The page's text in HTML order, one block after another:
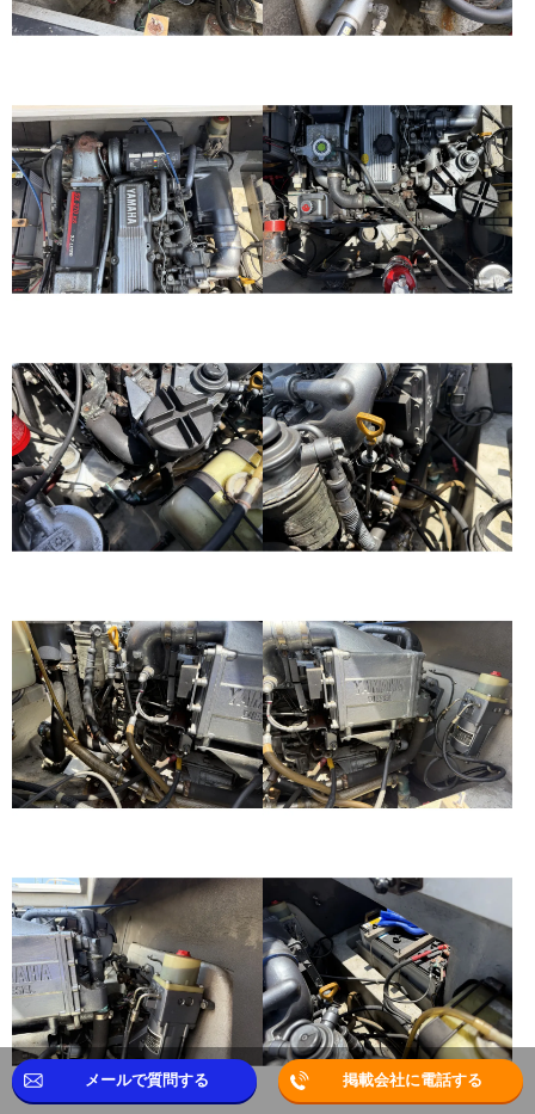
メールで質問する 掲載会社に電話する